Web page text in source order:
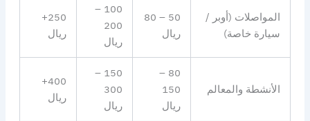
المواصلات (أوبر /
سيارة خاصة)
50 – 80
ريال
100 –
200
ريال
250+
ريال
الأنشطة والمعالم
80 –
150
ريال
150 –
300
ريال
400+
ريال